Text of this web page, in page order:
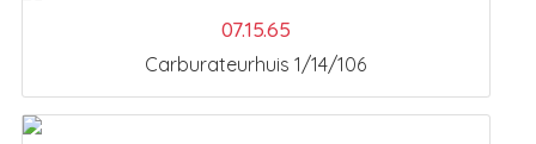
07.15.65
Carburateurhuis 1/14/106